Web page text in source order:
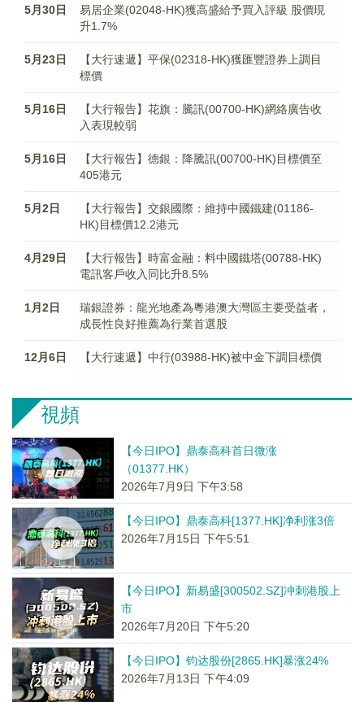
5月30日
易居企業(02048-HK)獲高盛給予買入評級 股價現
升1.7%
5月23日
【大行速遞】平保(02318-HK)獲匯豐證券上調目
標價
5月16日
【大行報告】花旗：騰訊(00700-HK)網絡廣告收
入表現較弱
5月16日
【大行報告】德銀：降騰訊(00700-HK)目標價至
405港元
5月2日
【大行報告】交銀國際：維持中國鐵建(01186-
HK)目標價12.2港元
4月29日
【大行報告】時富金融：料中國鐵塔(00788-HK)
電訊客戶收入同比升8.5%
1月2日
瑞銀證券：龍光地產為粵港澳大灣區主要受益者，
成長性良好推薦為行業首選股
12月6日 【大行速遞】中行(03988-HK)被中金下調目標價
視頻
【今日IPO】鼎泰高科首日微涨
（01377.HK）
2026年7月9日 下午3:58
【今日IPO】鼎泰高科[1377.HK]净利涨3倍
2026年7月15日 下午5:51
【今日IPO】新易盛[300502.SZ]冲刺港股上
市
2026年7月20日 下午5:20
【今日IPO】钧达股份[2865.HK]暴涨24%
2026年7月13日 下午4:09